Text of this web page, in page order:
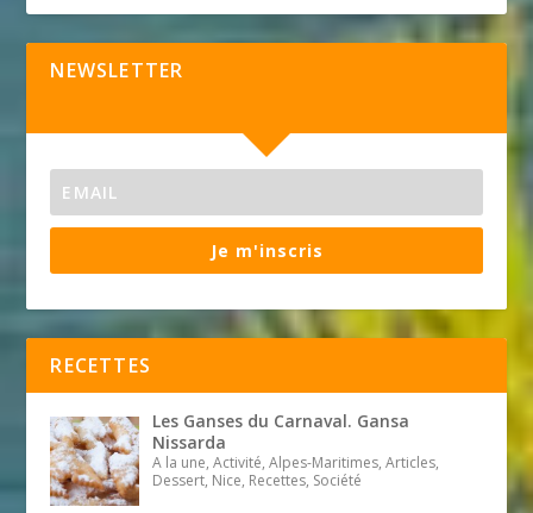
NEWSLETTER
Je m'inscris
RECETTES
Les Ganses du Carnaval. Gansa
Nissarda
A la une, Activité, Alpes-Maritimes, Articles,
Dessert, Nice, Recettes, Société